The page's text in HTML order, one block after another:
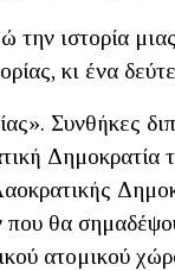
την ιστορία
κι ένα
Συνθήκες
Δημοκρατία
θα
ατομικού